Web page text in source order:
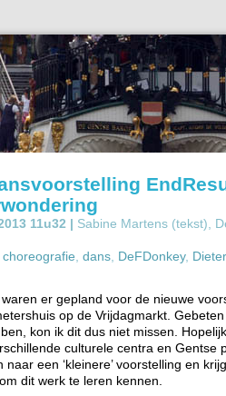
11u32 | Sabine Martens (tekst),
choreografie dans DeFDonkey,
er gepland voor de nieuwe
op de Vrijdagmarkt.
kon ik dit dus niet missen.
culturele centra en Gentse
een ‘kleinere’ voorstelling en
dit werk te leren kennen.